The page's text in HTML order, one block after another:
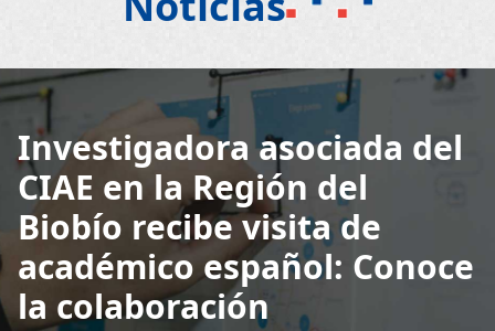
Investigadora asociada del
CIAE en la Región del
Biobío recibe visita de
académico español: Conoce
la colaboración